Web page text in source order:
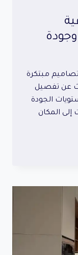
مبتكرة
إذا كنت تبحث عن تفصيل
الجودة
المكان